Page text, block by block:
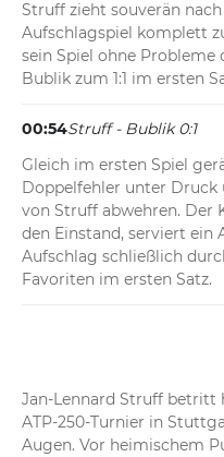
Struff zieht souverän
Aufschlagspiel komplett
sein Spiel ohne
Bublik zum 1:1 im ersten
00:54Struff - Bublik 0:1
Gleich im ersten Spiel
Doppelfehler unter Druck
von Struff abwehren. Der
den Einstand, serviert ein
Aufschlag schließlich
Favoriten im ersten Satz.
Jan-Lennard Struff betritt
ATP-250-Turnier in
Augen. Vor heimischem